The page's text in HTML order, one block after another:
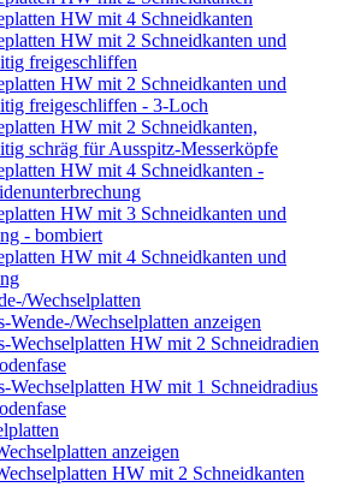
HW mit 4 Schneidkanten
HW mit 2 Schneidkanten und
freigeschliffen
HW mit 2 Schneidkanten und
freigeschliffen - 3-Loch
HW mit 2 Schneidkanten,
schräg für Ausspitz-Messerköpfe
HW mit 4 Schneidkanten -
HW mit 3 Schneidkanten und
- bombiert
HW mit 4 Schneidkanten und
Wechselplatten
Wende-/Wechselplatten anzeigen
Wechselplatten HW mit 2 Schneidradien
Wechselplatten HW mit 1 Schneidradius
anzeigen
HW mit 2 Schneidkanten